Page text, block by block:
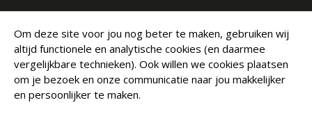
Meld je aan voor onze nieuwsbrief
E-mailadres
Abonneer
Om deze site voor jou nog beter te maken, gebruiken wij
altijd functionele en analytische cookies (en daarmee
vergelijkbare technieken). Ook willen we cookies plaatsen
om je bezoek en onze communicatie naar jou makkelijker
en persoonlijker te maken.